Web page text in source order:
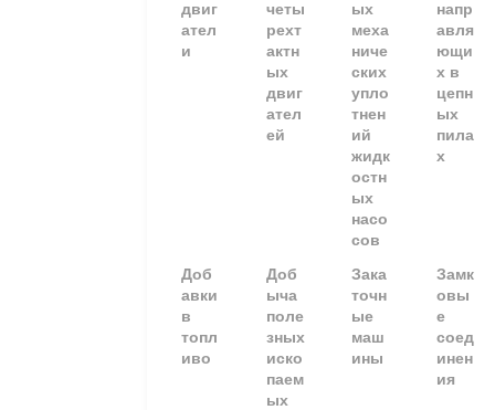
двиг
ател
и
четы
рехт
актн
ых
двиг
ател
ей
ых
меха
ниче
ских
упло
тнен
ий
жидк
остн
ых
насо
сов
напр
авля
ющи
х в
цепн
ых
пила
х
Доб
авки
в
топл
иво
Доб
ыча
поле
зных
иско
паем
ых
Зака
точн
ые
маш
ины
Замк
овы
е
соед
инен
ия